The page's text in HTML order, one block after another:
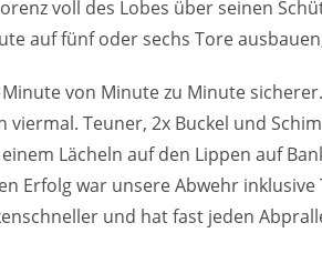
voll des Lobes über seinen
auf fünf oder sechs Tore
von Minute zu Minute
viermal. Teuner, 2x Buckel und
Lächeln auf den Lippen auf
Erfolg war unsere Abwehr
und hat fast jeden